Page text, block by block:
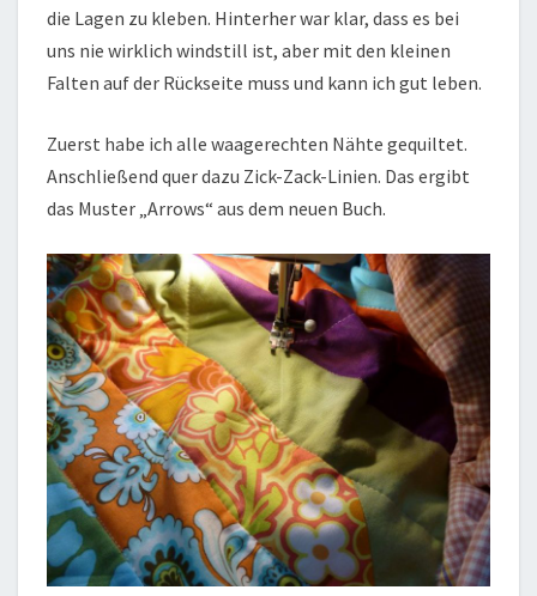
die Lagen zu kleben. Hinterher war klar, dass es bei
uns nie wirklich windstill ist, aber mit den kleinen
Falten auf der Rückseite muss und kann ich gut leben.
Zuerst habe ich alle waagerechten Nähte gequiltet.
Anschließend quer dazu Zick-Zack-Linien. Das ergibt
das Muster „Arrows“ aus dem neuen Buch.